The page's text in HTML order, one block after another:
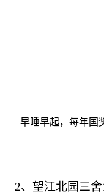
早睡早起，每年国
2、望江北园三舍